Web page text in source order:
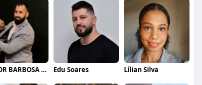
VICTOR BARBOSA QUARANTA Edu Soares Lílian Silva